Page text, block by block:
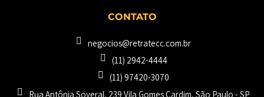
CONTATO
negocios@retratecc.com.br
(11) 2942-4444
(11) 97420-3070
Rua Antônia Soveral, 239 Vila Gomes Cardim, São Paulo - SP​